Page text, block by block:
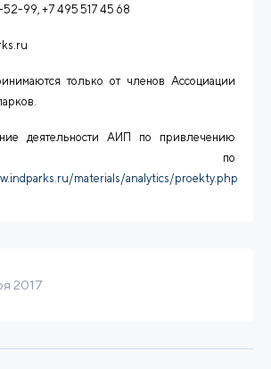
52-99, +7 495 517 45 68
только от членов Ассоциации
деятельности АИП по привлечению
по
materials/analytics/proekty.php
2017